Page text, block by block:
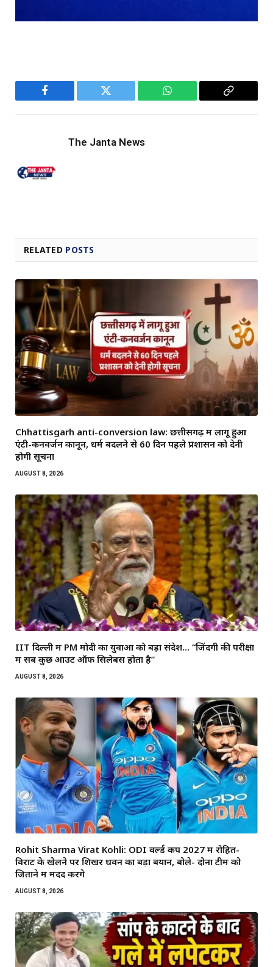
Facebook Twitter WhatsApp
Copy
The Janta News
RELATED POSTS
Chhattisgarh anti-conversion law: छत्तीसगढ़ में लागू हुआ
एंटी-कनवर्जन कानून, धर्म बदलने से 60 दिन पहले प्रशासन को देनी
होगी सूचना
AUGUST 8, 2026
IIT दिल्ली में PM मोदी का युवाओं को बड़ा संदेश… “जिंदगी की परीक्षा
में सब कुछ आउट ऑफ सिलेबस होता है”
AUGUST 8, 2026
Rohit Sharma Virat Kohli: ODI वर्ल्ड कप 2027 में रोहित-
विराट के खेलने पर शिखर धवन का बड़ा बयान, बोले- दोनों टीम को
जिताने में मदद करेंगे
AUGUST 8, 2026